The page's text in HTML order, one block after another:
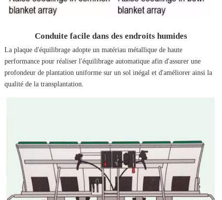
Conduite facile dans des endroits humides
La plaque d'équilibrage adopte un matériau métallique de haute
performance pour réaliser l'équilibrage automatique afin d'assurer une
profondeur de plantation uniforme sur un sol inégal et d'améliorer ainsi la
qualité de la transplantation.